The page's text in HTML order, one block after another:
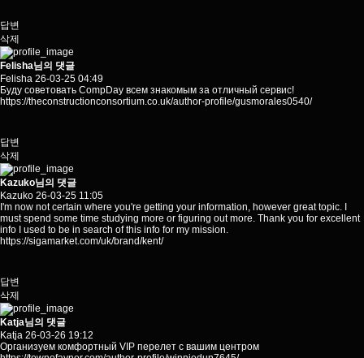
답변
삭제
Felisha님의 댓글
Felisha 26-03-25 04:49
Буду советовать CompDay всем знакомым за отличный сервис!
https://theconstructionconsortium.co.uk/author-profile/gusmorales0540/
답변
삭제
Kazuko님의 댓글
Kazuko 26-03-25 11:05
I'm now not certain where you're getting your information, however great topic. I
must spend some time studying more or figuring out more. Thank you for excellent
info I used to be in search of this info for my mission.
https://sigamarket.com/uk/brand/kent/
답변
삭제
Katja님의 댓글
Katja 26-03-26 19:12
Организуем комфортный VIP перелет с вашим центром